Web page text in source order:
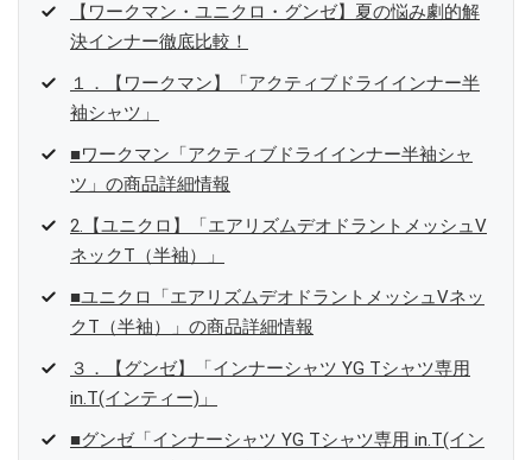
【ワークマン・ユニクロ・グンゼ】夏の悩み劇的解
決インナー徹底比較！
１．【ワークマン】「アクティブドライインナー半
袖シャツ」
■ワークマン「アクティブドライインナー半袖シャ
ツ」の商品詳細情報
2.【ユニクロ】「エアリズムデオドラントメッシュV
ネックT（半袖）」
■ユニクロ「エアリズムデオドラントメッシュVネッ
クT（半袖）」の商品詳細情報
３．【グンゼ】「インナーシャツ YG Tシャツ専用
in.T(インティー)」
■グンゼ「インナーシャツ YG Tシャツ専用 in.T(イン